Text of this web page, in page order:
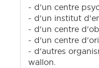
- d'un centre
- d'un institut
- d'un centre
- d'un centre
- d'autres
wallon.